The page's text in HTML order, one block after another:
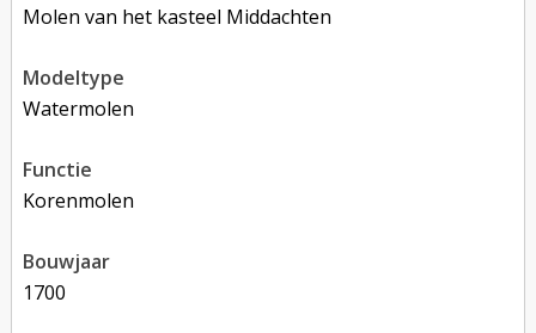
Molen van het kasteel Middachten
modeltype
Watermolen
functie
korenmolen
bouwjaar
1700